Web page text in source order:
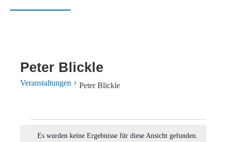
Peter Blickle
Veranstaltungen Peter Blickle
Es wurden keine Ergebnisse für diese Ansicht gefunden.